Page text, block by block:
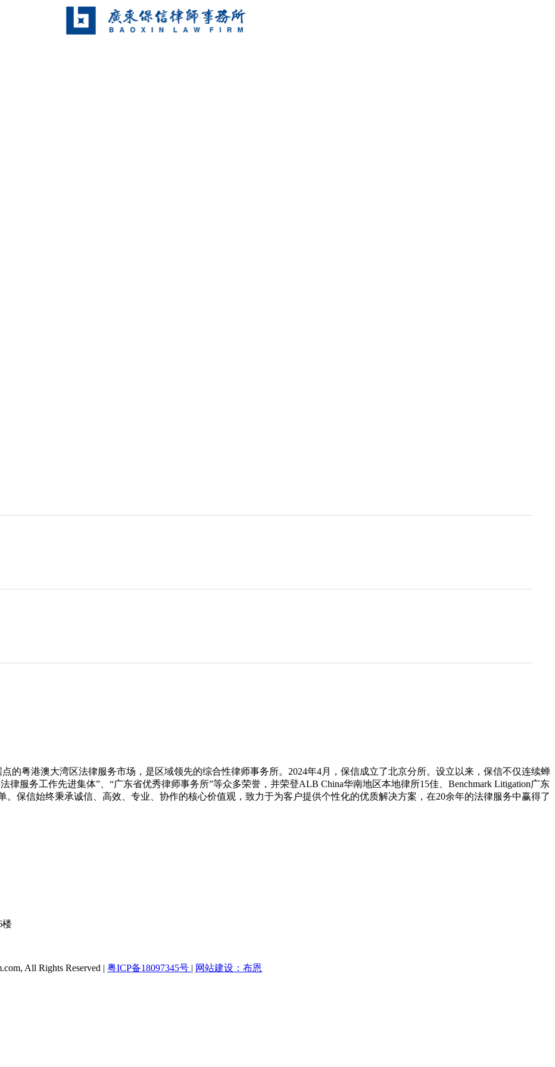
的粤港澳大湾区法律服务市场，是区域领先的综合性律师事务所。2024年4月，保信成立了北京分所。设立以来，保信不仅连续蝉
律服务工作先进集体”、“广东省优秀律师事务所”等众多荣誉，并荣登ALB China华南地区本地律所15佳、Benchmark Litigation广东
保信始终秉承诚信、高效、专业、协作的核心价值观，致力于为客户提供个性化的优质解决方案，在20余年的法律服务中赢得了
楼
All Rights Reserved | 粤ICP备18097345号 | 网站建设：布恩